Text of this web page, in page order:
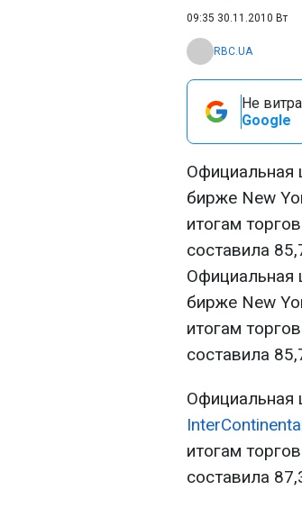
09:35 30.11.2010 Вт
RBC.UA
Не
Google
Официальная
бирже New
итогам
составила
Официальная
бирже New
итогам
составила
Официальная
итогам
составила